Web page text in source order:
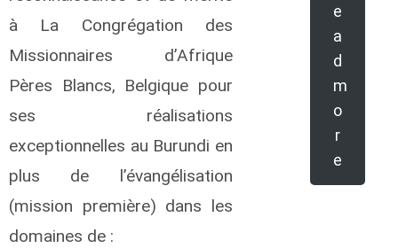
à La Congrégation des
Missionnaires d’Afrique
Pères Blancs, Belgique pour
ses réalisations
exceptionnelles au Burundi en
plus de l’évangélisation
(mission première) dans les
domaines de :
e
a
d
m
o
r
e